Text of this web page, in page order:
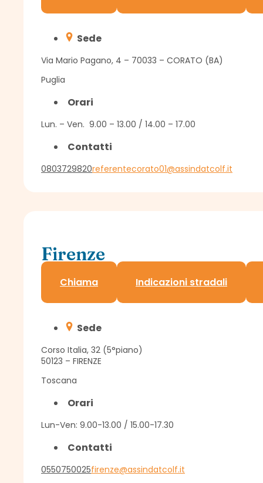
Sede
Via Mario Pagano, 4 – 70033 – CORATO (BA)
Puglia
Orari
Lun. – Ven. 9.00 – 13.00 / 14.00 – 17.00
Contatti
0803729820referentecorato01@assindatcolf.it
Firenze
Delegazione Assindatcolf
Chiama Indicazioni stradali
Sede
Corso Italia, 32 (5°piano)
50123 – FIRENZE
Toscana
Orari
Lun-Ven: 9.00-13.00 / 15.00-17.30
Contatti
0550750025firenze@assindatcolf.it